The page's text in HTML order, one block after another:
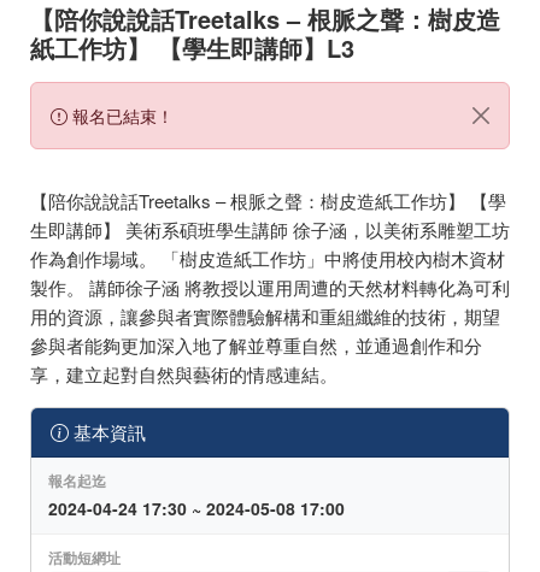
【陪你說說話Treetalks – 根脈之聲：樹皮造
紙工作坊】 【學生即講師】L3
報名已結束！
【陪你說說話Treetalks – 根脈之聲：樹皮造紙工作坊】 【學
生即講師】 美術系碩班學生講師 徐子涵，以美術系雕塑工坊
作為創作場域。 「樹皮造紙工作坊」中將使用校內樹木資材
製作。 講師徐子涵 將教授以運用周遭的天然材料轉化為可利
用的資源，讓參與者實際體驗解構和重組纖維的技術，期望
參與者能夠更加深入地了解並尊重自然，並通過創作和分
享，建立起對自然與藝術的情感連結。
基本資訊
報名起迄
2024-04-24 17:30 ~ 2024-05-08 17:00
活動短網址